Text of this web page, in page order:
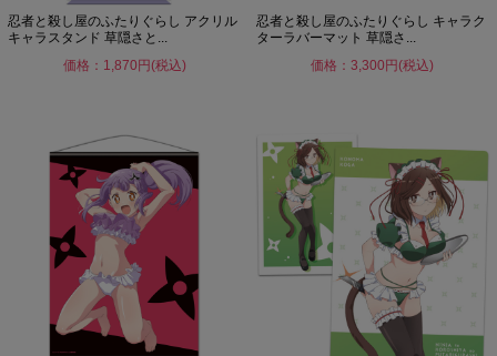
忍者と殺し屋のふたりぐらし アクリル
キャラスタンド 草隠さと...
価格：1,870円(税込)
忍者と殺し屋のふたりぐらし キャラク
ターラバーマット 草隠さ...
価格：3,300円(税込)